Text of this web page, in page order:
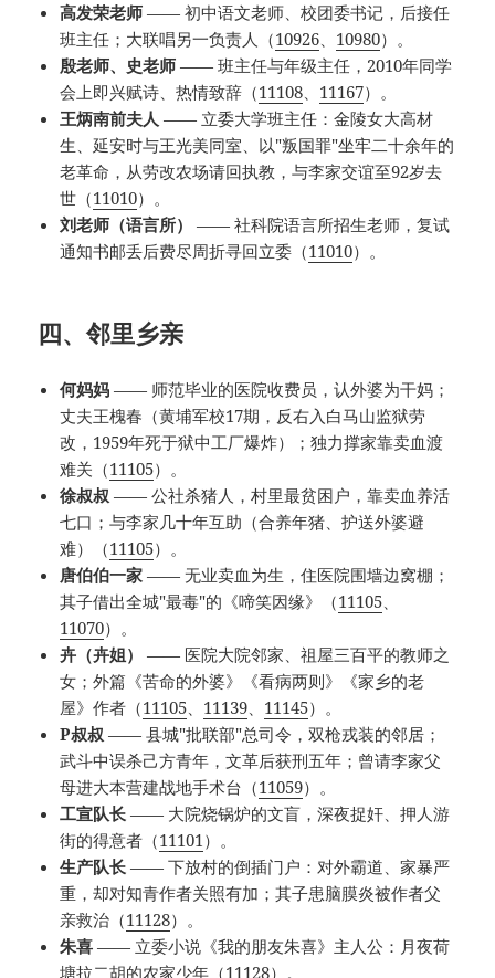
高发荣老师 —— 初中语文老师、校团委书记，后接任
班主任；大联唱另一负责人（10926、 10980）。
殷老师、史老师 —— 班主任与年级主任，2010年同学
会上即兴赋诗、热情致辞（11108、 11167）。
王炳南前夫人 —— 立委大学班主任：金陵女大高材
生、延安时与王光美同室、以"叛国罪"坐牢二十余年的
老革命，从劳改农场请回执教，与李家交谊至92岁去
世（11010）。
刘老师（语言所）
—— 社科院语言所招生老师，复试
通知书邮丢后费尽周折寻回立委（11010）。
四、邻里乡亲
何妈妈 —— 师范毕业的医院收费员，认外婆为干妈；
丈夫王槐春（黄埔军校17期，反右入白马山监狱劳
改，1959年死于狱中工厂爆炸）；独力撑家靠卖血渡
难关（11105）。
徐叔叔 —— 公社杀猪人，村里最贫困户，靠卖血养活
七口；与李家几十年互助（合养年猪、护送外婆避
难）（11105）。
唐伯伯一家 —— 无业卖血为生，住医院围墙边窝棚；
其子借出全城"最毒"的《啼笑因缘》（11105、
11070）。
卉（卉姐）
—— 医院大院邻家、祖屋三百平的教师之
女；外篇《苦命的外婆》《看病两则》《家乡的老
屋》作者（11105、 11139、 11145）。
P叔叔 —— 县城"批联部"总司令，双枪戎装的邻居；
武斗中误杀己方青年，文革后获刑五年；曾请李家父
母进大本营建战地手术台（11059）。
工宣队长 —— 大院烧锅炉的文盲，深夜捉奸、押人游
街的得意者（11101）。
生产队长 —— 下放村的倒插门户：对外霸道、家暴严
重，却对知青作者关照有加；其子患脑膜炎被作者父
亲救治（11128）。
朱喜 —— 立委小说《我的朋友朱喜》主人公：月夜荷
塘拉二胡的农家少年（11128）。